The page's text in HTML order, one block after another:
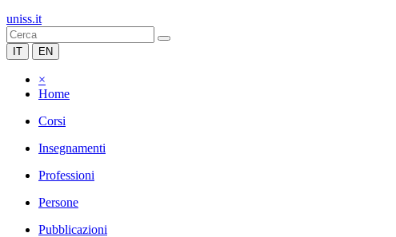
uniss.it
IT EN
×
Home
Corsi
Insegnamenti
Professioni
Persone
Pubblicazioni